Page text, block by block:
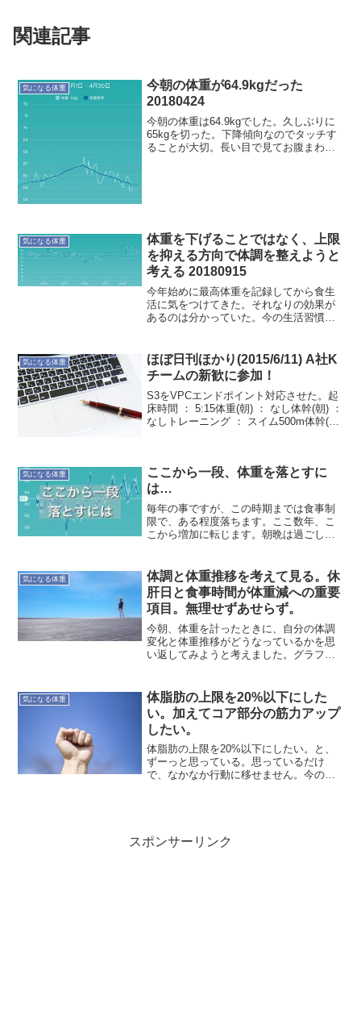
関連記事
気になる体重
今朝の体重が64.9kgだった
20180424
今朝の体重は64.9kgでした。久しぶりに
65kgを切った。下降傾向なのでタッチす
ることが大切。長い目で見てお腹まわり
気になる体重
体重を下げることではなく、上限
を抑える方向で体調を整えようと
考える 20180915
今年始めに最高体重を記録してから食生
活に気をつけてきた。それなりの効果が
あるのは分かっていた。今の生活習慣だ
マは、"二度と太らない！"。感覚的に"こ
れだ！"と感じ...
気になる体重
ほぼ日刊ほかり(2015/6/11) A社K
チームの新歓に参加！
S3をVPCエンドポイント対応させた。起
床時間 ： 5:15体重(朝) ： なし体幹(朝) ：
なしトレーニング ： スイム500m体幹(夜)
気になる体重
ここから一段、体重を落とすに
は…
毎年の事ですが、この時期までは食事制
限で、ある程度落ちます。ここ数年、こ
こから増加に転じます。朝晩は過ごし易
になって胃が小さくなっているので、何
とか耐えたい。2016年...
気になる体重
体調と体重推移を考えて見る。休
肝日と食事時間が体重減への重要
項目。無理せずあせらず。
今朝、体重を計ったときに、自分の体調
変化と体重推移がどうなっているかを思
い返してみようと考えました。グラフは
け夜だけなんて時もあります。今年の1月
末〜2月初めにかけて体...
気になる体重
体脂肪の上限を20%以下にした
い。加えてコア部分の筋力アップ
したい。
体脂肪の上限を20%以下にしたい。と、
ずーっと思っている。思っているだけ
で、なかなか行動に移せません。今の体
スポンサーリンク